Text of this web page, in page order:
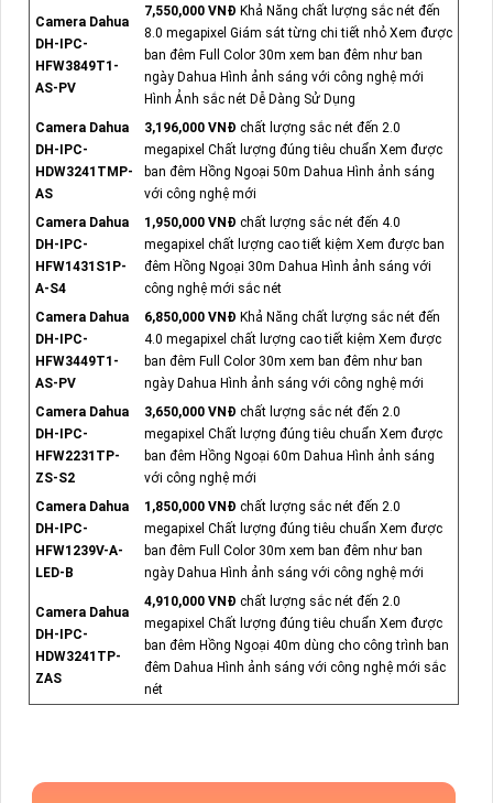
Camera Dahua
DH-IPC-
HFW3849T1-
AS-PV
7,550,000 VNĐ Khả Năng chất lượng sắc nét đến
8.0 megapixel Giám sát từng chi tiết nhỏ Xem được
ban đêm Full Color 30m xem ban đêm như ban
ngày Dahua Hình ảnh sáng với công nghệ mới
Hình Ảnh sắc nét Dễ Dàng Sử Dụng
Camera Dahua
DH-IPC-
HDW3241TMP-
AS
3,196,000 VNĐ chất lượng sắc nét đến 2.0
megapixel Chất lượng đúng tiêu chuẩn Xem được
ban đêm Hồng Ngoại 50m Dahua Hình ảnh sáng
với công nghệ mới
Camera Dahua
DH-IPC-
HFW1431S1P-
A-S4
1,950,000 VNĐ chất lượng sắc nét đến 4.0
megapixel chất lượng cao tiết kiệm Xem được ban
đêm Hồng Ngoại 30m Dahua Hình ảnh sáng với
công nghệ mới sắc nét
Camera Dahua
DH-IPC-
HFW3449T1-
AS-PV
6,850,000 VNĐ Khả Năng chất lượng sắc nét đến
4.0 megapixel chất lượng cao tiết kiệm Xem được
ban đêm Full Color 30m xem ban đêm như ban
ngày Dahua Hình ảnh sáng với công nghệ mới
Camera Dahua
DH-IPC-
HFW2231TP-
ZS-S2
3,650,000 VNĐ chất lượng sắc nét đến 2.0
megapixel Chất lượng đúng tiêu chuẩn Xem được
ban đêm Hồng Ngoại 60m Dahua Hình ảnh sáng
với công nghệ mới
Camera Dahua
DH-IPC-
HFW1239V-A-
LED-B
1,850,000 VNĐ chất lượng sắc nét đến 2.0
megapixel Chất lượng đúng tiêu chuẩn Xem được
ban đêm Full Color 30m xem ban đêm như ban
ngày Dahua Hình ảnh sáng với công nghệ mới
Camera Dahua
DH-IPC-
HDW3241TP-
ZAS
4,910,000 VNĐ chất lượng sắc nét đến 2.0
megapixel Chất lượng đúng tiêu chuẩn Xem được
ban đêm Hồng Ngoại 40m dùng cho công trình ban
đêm Dahua Hình ảnh sáng với công nghệ mới sắc
nét